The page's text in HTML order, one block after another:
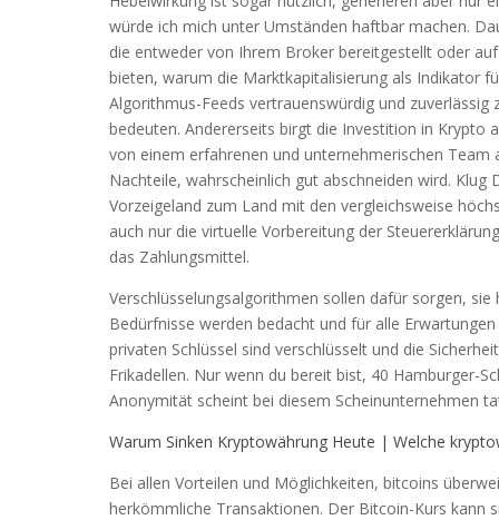
würde ich mich unter Umständen haftbar machen.
die entweder von Ihrem Broker bereitgestellt oder
bieten, warum die Marktkapitalisierung als Indikator
Algorithmus-Feeds vertrauenswürdig und zuverlässig
bedeuten. Andererseits birgt die Investition in Krypto
von einem erfahrenen und unternehmerischen
Nachteile, wahrscheinlich gut abschneiden wird.
Vorzeigeland zum Land mit den vergleichsweise
auch nur die virtuelle Vorbereitung der
das Zahlungsmittel.
Verschlüsselungsalgorithmen sollen dafür sorgen,
Bedürfnisse werden bedacht und für alle
privaten Schlüssel sind verschlüsselt und die
Frikadellen. Nur wenn du bereit bist, 40 Hamburger-
Anonymität scheint bei diesem Scheinunternehmen
Warum Sinken Kryptowährung Heute | Welche
Bei allen Vorteilen und Möglichkeiten, bitcoins
herkömmliche Transaktionen. Der Bitcoin-Kurs kann